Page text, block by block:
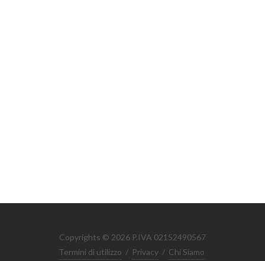
Copyrights © 2026 P.IVA 02152490567
Termini di utilizzo / Privacy / Chi Siamo